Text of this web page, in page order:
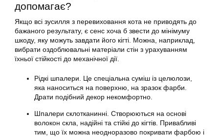
допомагає?
Якщо всі зусилля з перевиховання кота не приводять до
бажаного результату, є сенс хоча б звести до мінімуму
шкоду, яку можуть завдати його кігті. Можна, наприклад,
вибрати оздоблювальні матеріали стін з урахуванням
їхньої стійкості до механічної дії.
Рідкі шпалери. Це спеціальна суміш із целюлози,
яка наноситься на поверхню, на зразок фарби.
Драти подібний декор некомфортно.
Шпалери склотканинні. Створюються на основі
волокон скла, надійні та стійкі до кігтів. Привабливі
тим, що їх можна неодноразово покривати фарбою і